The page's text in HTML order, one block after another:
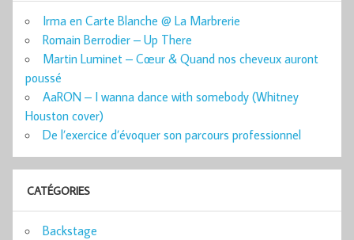
Irma en Carte Blanche @ La Marbrerie
Romain Berrodier – Up There
Martin Luminet – Cœur & Quand nos cheveux auront
poussé
AaRON – I wanna dance with somebody (Whitney
Houston cover)
De l’exercice d’évoquer son parcours professionnel
CATÉGORIES
Backstage